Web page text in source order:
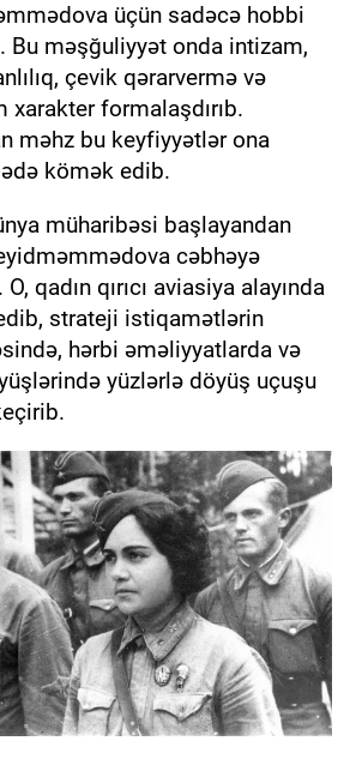
üçün sadəcə hobbi
Bu məşğuliyyət onda intizam,
çevik qərarvermə və
xarakter formalaşdırıb.
məhz bu keyfiyyətlər ona
kömək edib.
müharibəsi başlayandan
cəbhəyə
qadın qırıcı aviasiya alayında
strateji istiqamətlərin
hərbi əməliyyatlarda və
yüzlərlə döyüş uçuşu